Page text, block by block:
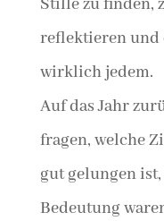
Stille zu finden,
reflektieren
wirklich jedem.
Auf das Jahr
fragen, welche
gut gelungen
Bedeutung